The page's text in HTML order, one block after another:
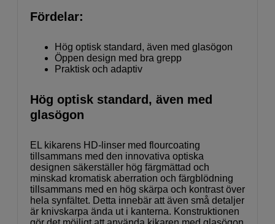
Fördelar:
Hög optisk standard, även med glasögon
Öppen design med bra grepp
Praktisk och adaptiv
Hög optisk standard, även med
glasögon
EL kikarens HD-linser med flourcoating
tillsammans med den innovativa optiska
designen säkerställer hög färgmättad och
minskad kromatisk aberration och färgblödning
tillsammans med en hög skärpa och kontrast över
hela synfältet. Detta innebär att även små detaljer
är knivskarpa ända ut i kanterna. Konstruktionen